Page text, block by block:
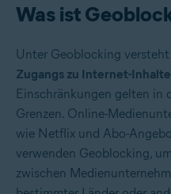
Was ist
Unter Geoblocking
Zugangs zu Internet-
Einschränkungen gelten in
Grenzen. Online-
wie Netflix und Abo-
verwenden Geoblocking,
zwischen